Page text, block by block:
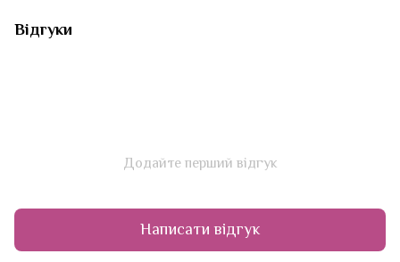
Відгуки
Додайте перший відгук
Написати відгук